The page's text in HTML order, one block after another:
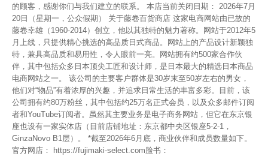
的顾客，感谢你们与我们建立的联系。 本店当前关闭日期： 2026年7月
20日（星期一，公众假期） 关于藤卷百货商店 这家电商网站由已故的
藤卷幸雄（1960-2014）创立，他以其独特的魅力著称。网站于2012年5
月上线，只提供精心挑选的高品质日式商品。网站上的产品设计新颖独
特，兼具高品质和易用性，令人眼前一亮。网站拥有约500家合作伙
伴，其中包括众多日本顶尖工匠和设计师，是日本最大的精选日本商品
电商网站之一。 该公司的主要客户群体是30岁末至50岁左右的男女，
他们对“物品”有着浓厚的兴趣，并追求日常生活的丰富多彩。目前，该
公司拥有约80万粉丝，其中包括约25万名正式会员，以及众多邮件订阅
者和YouTube订阅者。虽然其主要业务是电子商务网站，但它在东京银
座也设有一家实体店（目前店铺地址：东京都中央区银座5-2-1，
GinzaNovo B1层）。 *截至2026年6月底，商业伙伴和成员数量如下。
官方网店： https://fujimaki-select.com脸书：